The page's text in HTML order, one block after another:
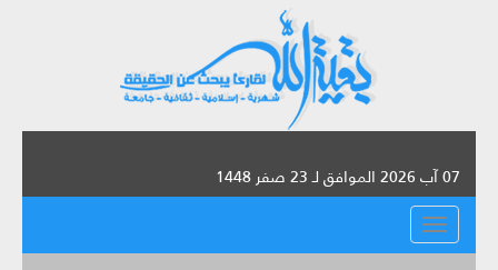
07 آب 2026 الموافق لـ 23 صفر 1448
القائمة